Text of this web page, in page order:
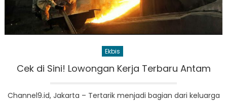
Ekbis
Cek di Sini! Lowongan Kerja Terbaru Antam
Channel9.id, Jakarta – Tertarik menjadi bagian dari keluarga